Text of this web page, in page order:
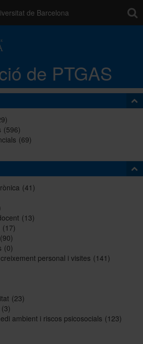
de Barcelona
de PTGAS
la formació del PTGAS
Cursos a mida
Ajuts
Històric i memòries
(596)
(69)
(41)
(13)
(17)
(90)
(0)
personal i visites (141)
(23)
(3)
ambient i riscos psicosocials (123)